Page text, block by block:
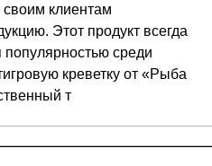
клиентам
Этот продукт всегда
популярностью среди
креветку от «Рыба
т